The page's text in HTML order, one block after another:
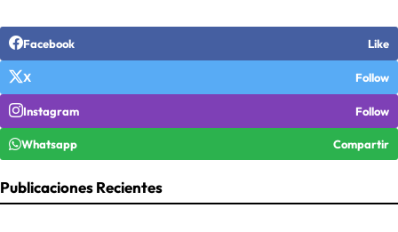
Facebook Like
X Follow
Instagram Follow
Whatsapp Compartir
Publicaciones Recientes